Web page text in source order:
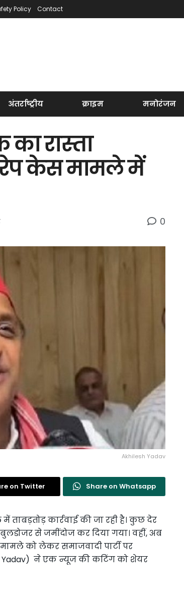
Policy Contact
अंतर्राष्ट्रीय क्राइम मनोरंजन
का रास्ता
रेप केस मामले में
0
Akhilesh Yadav
on Twitter Share on Whatsapp
ताबड़तोड़ कार्रवाई की जा रही है। कुछ देर
से जमींदोज कर दिया गया। वहीं, अब
को लेकर समाजवादी पार्टी पर
Yadav) ने एक न्यूज की कटिंग को शेयर